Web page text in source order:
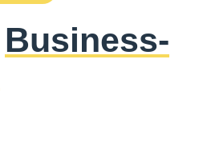
Business-